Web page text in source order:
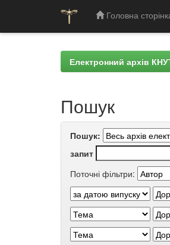
Головна
Електронний архів
Пошук
Пошук:
запит
Поточні фільтри: